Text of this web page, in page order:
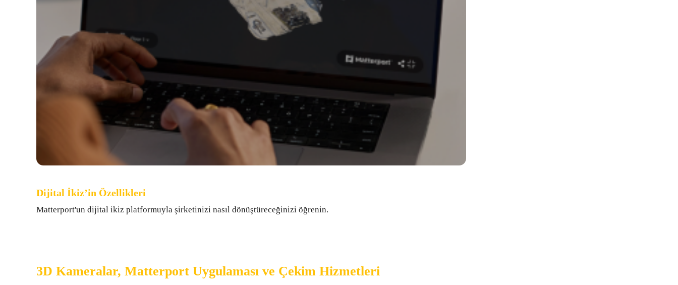
Dijital İkiz’in Özellikleri
Dijital İkiz’in Özellikleri
Matterport'un dijital ikiz platformuyla şirketinizi nasıl dönüştüreceğinizi öğrenin.
3D Kameralar, Matterport Uygulaması ve Çekim Hizmetleri